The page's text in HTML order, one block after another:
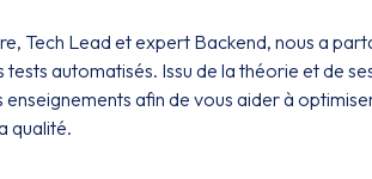
Tech Lead et expert Backend, nous a
automatisés. Issu de la théorie et de
afin de vous aider à
qualité.